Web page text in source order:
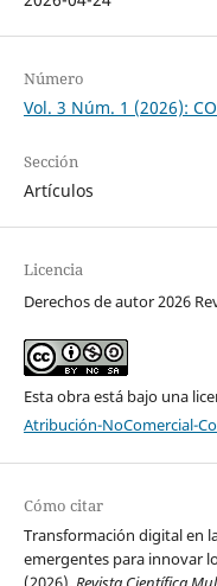
Número
Vol. 3 Núm. 1 (2026):
Sección
Artículos
Licencia
Derechos de autor 2026
Esta obra está bajo una
Atribución-NoComercial-
Cómo citar
Transformación digital en
emergentes para innovar